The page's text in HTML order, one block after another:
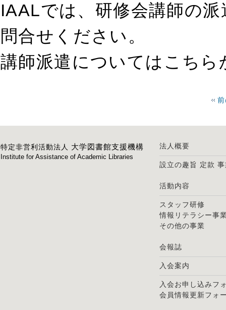
IAALでは、研修会講師の
問合せください。
講師派遣についてはこち
特定非営利活動法人 大学図書館支援機構
Institute for Assistance of Academic Libraries
法人概要
設立の趣旨 定款
活動内容
スタッフ研修
情報リテラシー事
その他の事業
会報誌
入会案内
入会お申し込みフ
会員情報更新フォ